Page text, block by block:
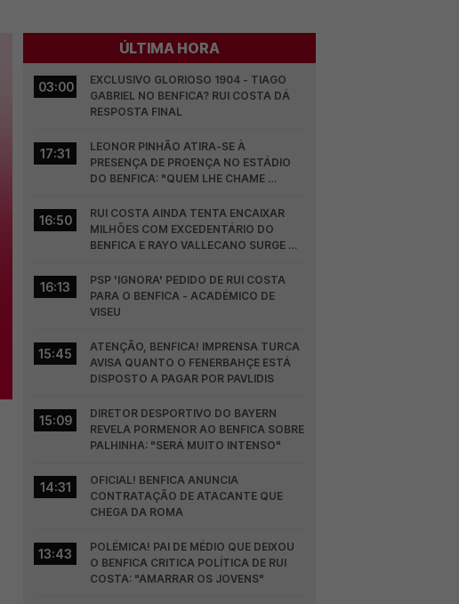
ÚLTIMA HORA
03:00
EXCLUSIVO GLORIOSO 1904 - TIAGO
GABRIEL NO BENFICA? RUI COSTA DÁ
RESPOSTA FINAL
17:31
LEONOR PINHÃO ATIRA-SE À
PRESENÇA DE PROENÇA NO ESTÁDIO
DO BENFICA: "QUEM LHE CHAME
16:50
RUI COSTA AINDA TENTA ENCAIXAR
MILHÕES COM EXCEDENTÁRIO DO
BENFICA E RAYO VALLECANO SURGE NA
16:13
PSP 'IGNORA' PEDIDO DE RUI COSTA
PARA O BENFICA - ACADÉMICO DE
VISEU
15:45
ATENÇÃO, BENFICA! IMPRENSA TURCA
AVISA QUANTO O FENERBAHÇE ESTÁ
DISPOSTO A PAGAR POR PAVLIDIS
15:09
DIRETOR DESPORTIVO DO BAYERN
REVELA PORMENOR AO BENFICA SOBRE
PALHINHA: "SERÁ MUITO INTENSO"
14:31
OFICIAL! BENFICA ANUNCIA
CONTRATAÇÃO DE ATACANTE QUE
CHEGA DA ROMA
13:43
POLÉMICA! PAI DE MÉDIO QUE DEIXOU
O BENFICA CRITICA POLÍTICA DE RUI
COSTA: "AMARRAR OS JOVENS"